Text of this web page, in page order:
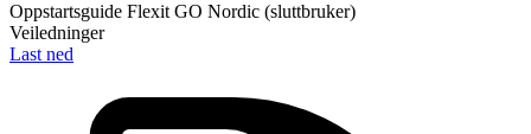
Oppstartsguide Flexit GO Nordic (sluttbruker)
Veiledninger
Last ned